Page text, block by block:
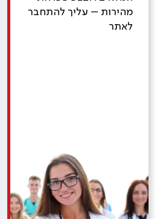
מהירות – עליך להתחבר
לאתר